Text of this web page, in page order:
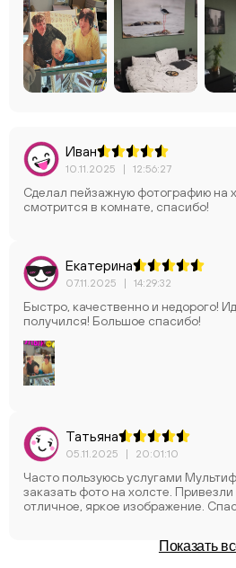
Иван
10.11.2025 | 12:56:27
Сделал пейзажную фотографию на
смотрится в комнате, спасибо!
Екатерина
07.11.2025 | 14:29:32
Быстро, качественно и недорого!
получился! Большое спасибо!
Татьяна
05.11.2025 | 20:01:10
Часто пользуюсь услугами
заказать фото на холсте.
отличное, яркое изображение.
Показать